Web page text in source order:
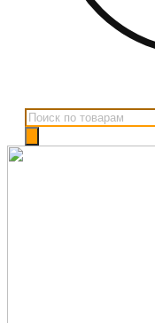
Поиск
товаров